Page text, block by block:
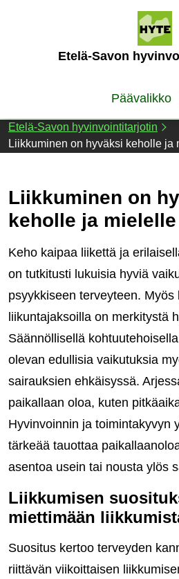
Etelä-Savon
Päävalikko
Etelä-Savon hyvinvointitarjotin
Liikkuminen on hyväksi keholle ja
Liikkuminen on
keholle ja mielelle
Keho kaipaa liikettä ja
on tutkitusti lukuisia hyviä
psyykkiseen terveyteen. Myös
liikuntajaksoilla on merkitystä
Säännöllisellä
olevan edullisia vaikutuksia
sairauksien ehkäisyssä.
paikallaan oloa, kuten
Hyvinvoinnin ja toimintakyvyn
tärkeää tauottaa
asentoa usein tai nousta ylös
Liikkumisen
miettimään
Suositus kertoo terveyden
riittävän viikoittaisen